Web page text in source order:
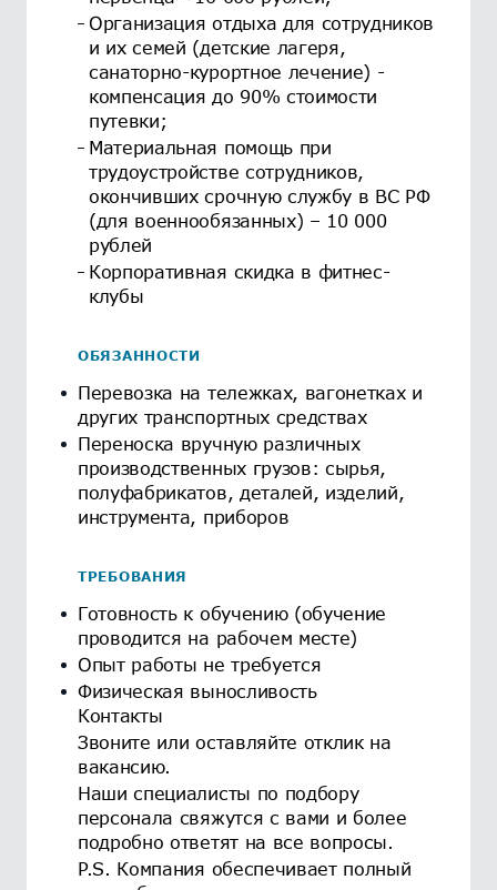
Организация отдыха для сотрудников
и их семей (детские лагеря,
санаторно-курортное лечение) -
компенсация до 90% стоимости
путевки;
Материальная помощь при
трудоустройстве сотрудников,
окончивших срочную службу в ВС РФ
(для военнообязанных) – 10 000
рублей
Корпоративная скидка в фитнес-
клубы
ОБЯЗАННОСТИ
Перевозка на тележках, вагонетках и
других транспортных средствах
Переноска вручную различных
производственных грузов: сырья,
полуфабрикатов, деталей, изделий,
инструмента, приборов
ТРЕБОВАНИЯ
Готовность к обучению (обучение
проводится на рабочем месте)
Опыт работы не требуется
Физическая выносливость
Контакты
Звоните или оставляйте отклик на
вакансию.
Наши специалисты по подбору
персонала свяжутся с вами и более
подробно ответят на все вопросы.
P.S. Компания обеспечивает полный